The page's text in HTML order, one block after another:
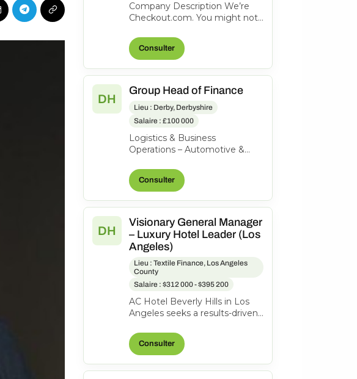
Company Description We’re
Checkout.com. You might not
companies like eBay, Spotify,
Klarna, Uber,...
Consulter
DH
Group Head of Finance
Lieu : Derby, Derbyshire
Salaire : £100 000
Logistics & Business
Operations – Automotive &
Product | Private Equity-
Backed Our client is a...
Consulter
DH
Visionary General Manager
– Luxury Hotel Leader (Los
Angeles)
Lieu : Textile Finance, Los Angeles
County
Salaire : $312 000 - $395 200
AC Hotel Beverly Hills in Los
Angeles seeks a results-driven
200-room lifestyle hotel and...
Consulter